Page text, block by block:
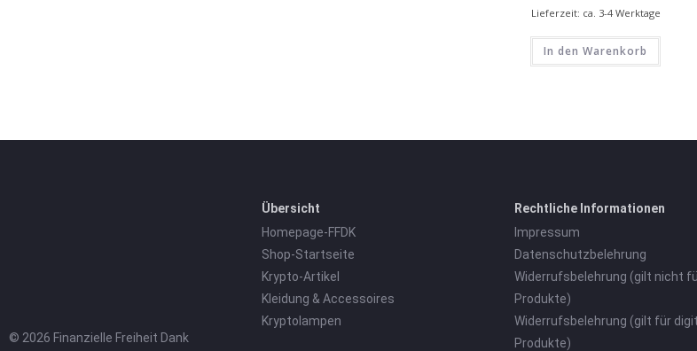
Lieferzeit: ca. 3-4 Werktage
In den Warenkorb
© 2026 Finanzielle Freiheit Dank
Übersicht
Homepage-FFDK
Shop-Startseite
Krypto-Artikel
Kleidung & Accessoires
Kryptolampen
Rechtliche Informationen
Impressum
Datenschutzbelehrung
Widerrufsbelehrung (gilt nicht
Produkte)
Widerrufsbelehrung (gilt für
Produkte)